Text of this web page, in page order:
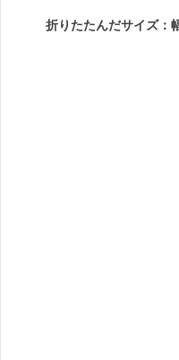
折りたたんだサイズ：